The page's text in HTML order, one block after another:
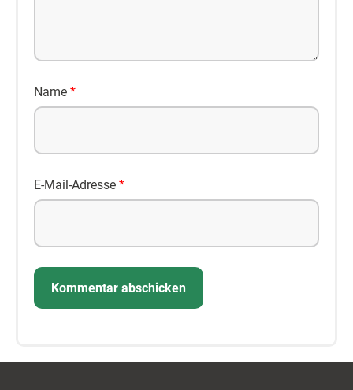
Name *
E-Mail-Adresse *